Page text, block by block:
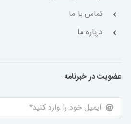
تماس با ما
درباره ما
عضویت در خبرنامه